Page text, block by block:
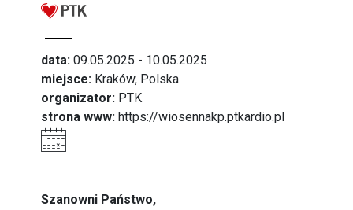
data: 09.05.2025 - 10.05.2025
miejsce: Kraków, Polska
organizator: PTK
strona www: https://wiosennakp.ptkardio.pl
Szanowni Państwo,